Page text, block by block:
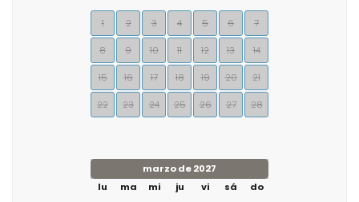
1 2 3 4 5 6 7
8 9 10 11 12 13 14
15 16 17 18 19 20 21
22 23 24 25 26 27 28
marzo de 2027
lu
ma mi ju vi sá do